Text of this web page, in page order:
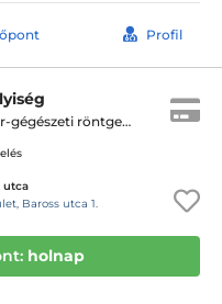
Profil
Fogászati és fül-orr-gégészeti röntgen, cbct készítése
utca
Baross utca 1.
holnap